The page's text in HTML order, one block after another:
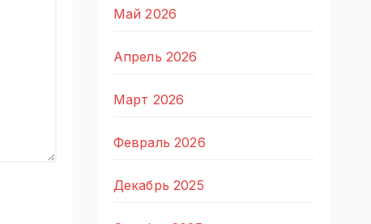
Май 2026
Апрель 2026
Март 2026
Февраль 2026
Декабрь 2025